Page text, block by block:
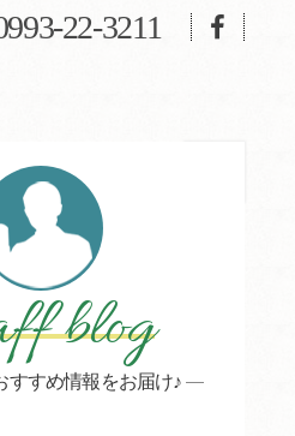
22-3211
blog
すすめ情報をお届け♪